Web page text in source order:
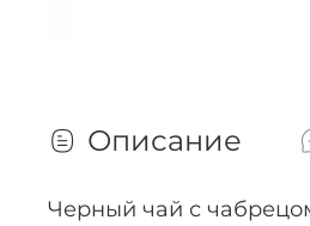
Описание
Черный чай с